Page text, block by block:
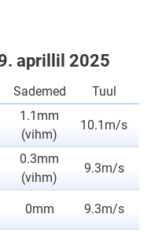
aprillil 2025
Sademed Tuul
1.1mm
(vihm)
10.1m/s
0.3mm
(vihm)
9.3m/s
0mm 9.3m/s